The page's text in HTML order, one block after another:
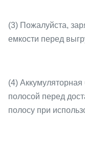
(3) Пожалуйста,
емкости перед
(4) Аккумуляторная
полосой перед
полосу при